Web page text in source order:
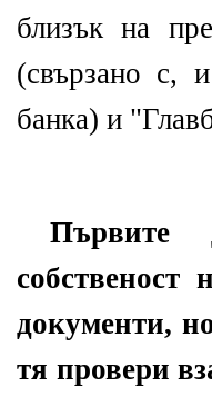
близък на
(свързано с,
банка) и
Първите
документи,
тя провери